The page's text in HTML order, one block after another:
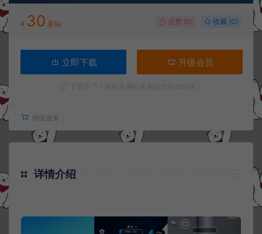
¥ 30 星钻 点赞 (0) 收藏 (0)
立即下载 升级会员
增值服务：
详情介绍